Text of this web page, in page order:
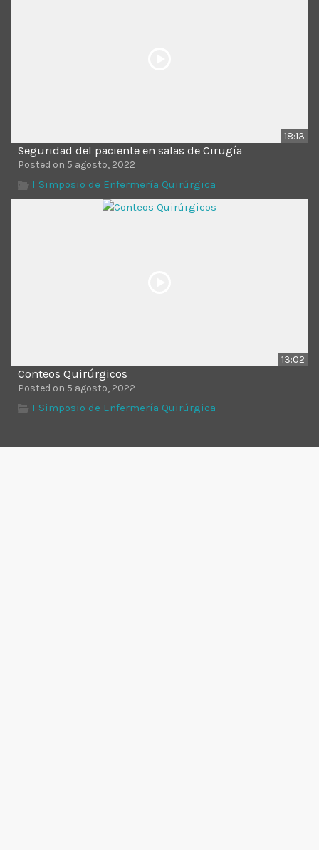
18:13
Seguridad del paciente en salas de Cirugía
Posted on 5 agosto, 2022
I Simposio de Enfermería Quirúrgica
13:02
Conteos Quirúrgicos
Posted on 5 agosto, 2022
I Simposio de Enfermería Quirúrgica